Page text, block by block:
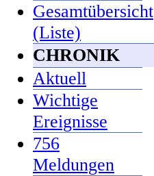
Gesamtübersicht
(Liste)
CHRONIK
Aktuell
Wichtige
Ereignisse
756
Meldungen